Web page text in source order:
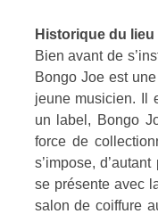
Historique du lieu
Bien avant de
Bongo Joe est
jeune musicien. Il
un label, Bongo
force de
s’impose,
se présente avec
salon de coiffure